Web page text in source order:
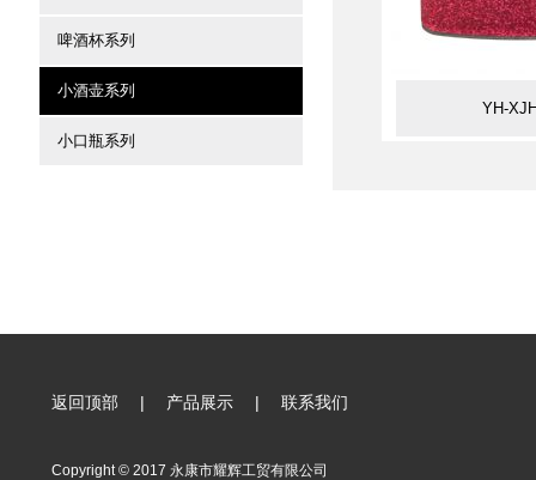
啤酒杯系列
小酒壶系列
小口瓶系列
YH-
返回顶部 | 产品展示 | 联系我们
Copyright © 2017 永康市耀辉工贸有限公司